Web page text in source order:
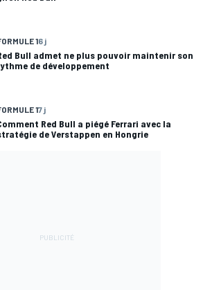
16 j
Bull admet ne plus pouvoir maintenir son
de développement
17 j
Red Bull a piégé Ferrari avec la
de Verstappen en Hongrie